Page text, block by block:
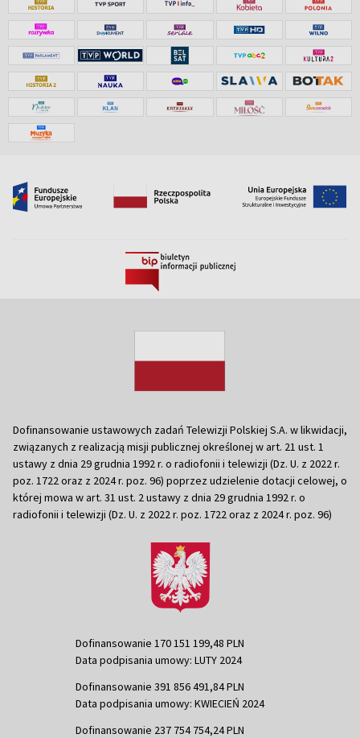
Dofinansowanie ustawowych zadań Telewizji Polskiej S.A. w likwidacji,
związanych z realizacją misji publicznej określonej w art. 21 ust. 1
ustawy z dnia 29 grudnia 1992 r. o radiofonii i telewizji (Dz. U. z 2022 r.
poz. 1722 oraz z 2024 r. poz. 96) poprzez udzielenie dotacji celowej, o
której mowa w art. 31 ust. 2 ustawy z dnia 29 grudnia 1992 r. o
radiofonii i telewizji (Dz. U. z 2022 r. poz. 1722 oraz z 2024 r. poz. 96)
Dofinansowanie 170 151 199,48 PLN
Data podpisania umowy: LUTY 2024
Dofinansowanie 391 856 491,84 PLN
Data podpisania umowy: KWIECIEŃ 2024
Dofinansowanie 237 754 754,24 PLN